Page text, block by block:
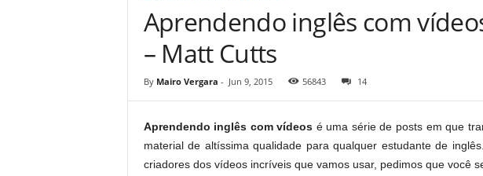
Aprendendo inglês com
– Matt Cutts
By Mairo Vergara - Jun 9, 2015 56843 14
Aprendendo inglês com vídeos é uma série de posts em que
material de altíssima qualidade para qualquer estudante de
criadores dos vídeos incríveis que vamos usar, pedimos que você